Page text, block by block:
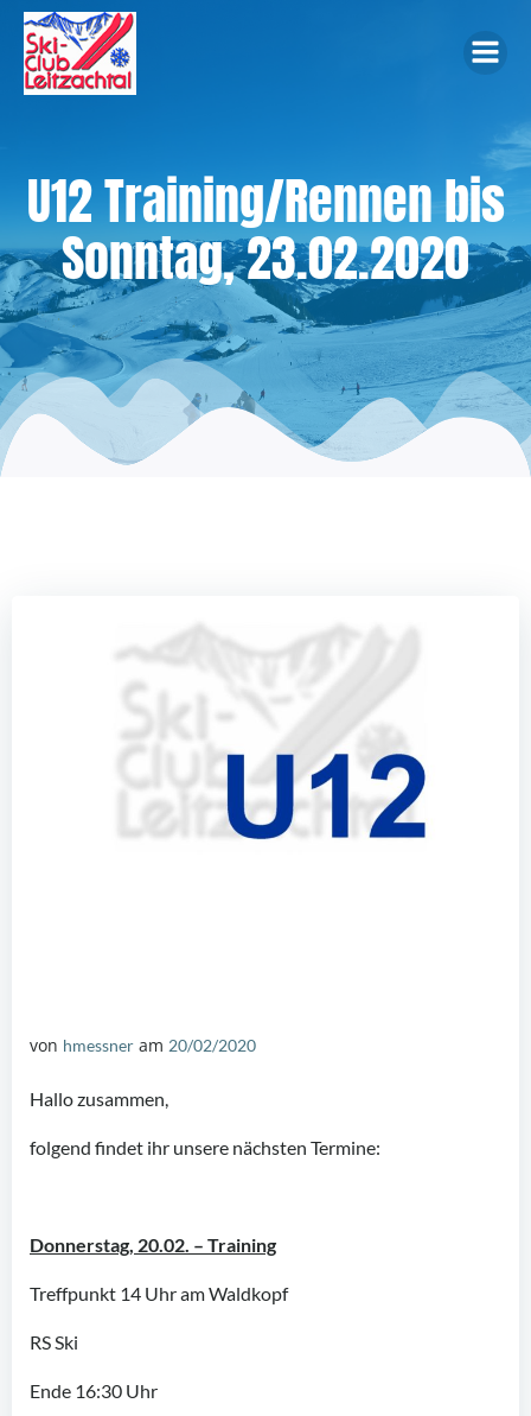
U12 Training/Rennen bis
Sonntag, 23.02.2020
von hmessner am 20/02/2020
Hallo zusammen,
folgend findet ihr unsere nächsten Termine:
Donnerstag, 20.02. – Training
Treffpunkt 14 Uhr am Waldkopf
RS Ski
Ende 16:30 Uhr